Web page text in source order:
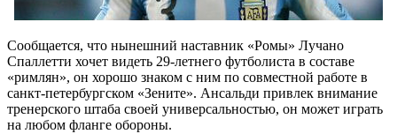
Сообщается, что нынешний наставник «Ромы» Лучано
Спаллетти хочет видеть 29-летнего футболиста в составе
«римлян», он хорошо знаком с ним по совместной работе в
санкт-петербургском «Зените». Ансальди привлек внимание
тренерского штаба своей универсальностью, он может играть
на любом фланге обороны.